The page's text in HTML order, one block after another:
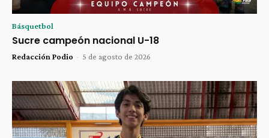
Básquetbol
Sucre campeón nacional U-18
Redacción Podio - 5 de agosto de 2026